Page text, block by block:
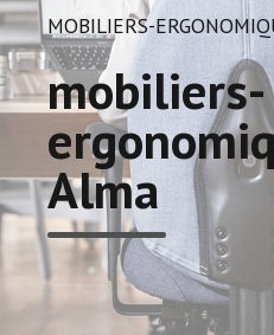
MOBILIERS-
mobiliers-
Alma